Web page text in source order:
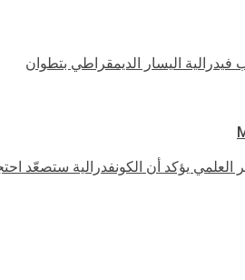
فيدرالية اليسار الديمقراطي بتطوان
العلمي يؤكد أن الكونفدرالية ستصعّد